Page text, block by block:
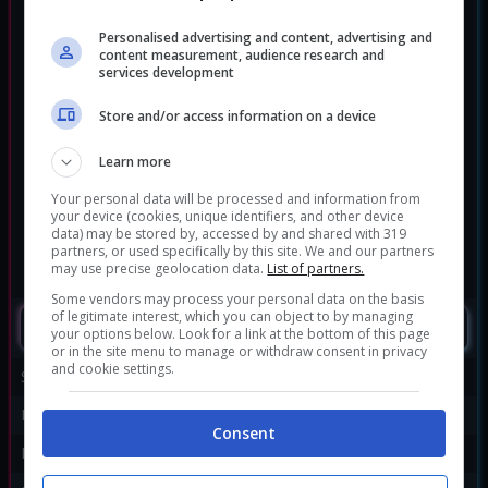
SEGUIMI
Sviluppatore:
Publisher:
Supergiant Games
Disponibile per:
PC,PS4,Switch,Xbox One
Personalised advertising and content, advertising and
content measurement, audience research and
services development
Store and/or access information on a device
Learn more
Your personal data will be processed and information from
your device (cookies, unique identifiers, and other device
data) may be stored by, accessed by and shared with 319
partners, or used specifically by this site. We and our partners
may use precise geolocation data. List of partners.
Some vendors may process your personal data on the basis
of legitimate interest, which you can object to by managing
your options below. Look for a link at the bottom of this page
or in the site menu to manage or withdraw consent in privacy
and cookie settings.
Consent